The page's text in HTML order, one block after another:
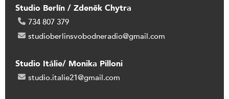
Studio Berlín / Zdeněk Chytra
734 807 379
studioberlinsvobodneradio@gmail.com
Studio Itálie/ Monika Pilloni
studio.italie21@gmail.com